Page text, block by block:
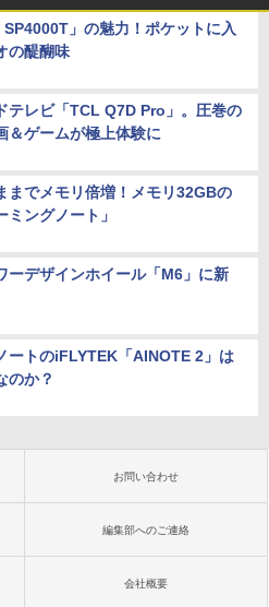
SP4000T」の魅力！ポケットに入
の醍醐味
テレビ「TCL Q7D Pro」。圧巻の
＆ゲームが極上体験に
までメモリ倍増！メモリ32GBの
ミングノート」
ーデザインホイール「M6」に新
ートのiFLYTEK「AINOTE 2」は
のか？
お問い合わせ
編集部へのご連絡
会社概要